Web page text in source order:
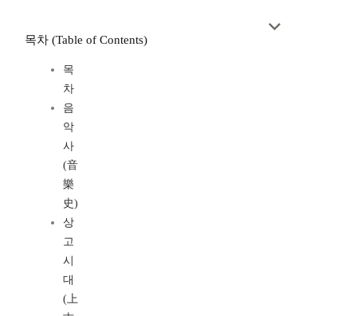
목차 (Table of Contents)
목
차
음
악
사
(音
樂
史)
상
고
시
대
(上